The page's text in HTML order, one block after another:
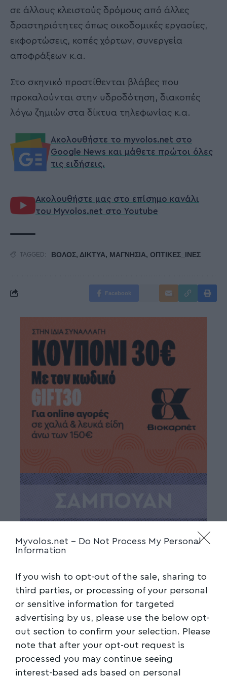
Myvolos.net - Do Not Process My Personal
Information
If you wish to opt-out of the sale, sharing to
third parties, or processing of your personal
or sensitive information for targeted
advertising by us, please use the below opt-
out section to confirm your selection. Please
note that after your opt-out request is
processed you may continue seeing
interest-based ads based on personal
σε άλλους κλειστούς δρόμους από άλλες
δραστηριότητες όπως οικοδομικές εργασίες,
εκφορτώσεις, κοπές χόρτων, συνεργεία
αποφράξεων κ.α.
Στο σκηνικό προστίθενται βλάβες που
προκαλούνται στην υδροδότηση, διακοπές
λόγω ζημιών στα δίκτυα τηλεφωνίας κ.α.
Ακολουθήστε το myvolos.net στο
Google News και μάθετε πρώτοι όλες
τις ειδήσεις.
Ακολουθήστε μας στο επίσημο κανάλι
του Myvolos.net στο Youtube
TAGGED: ΒΟΛΟΣ, ΔΙΚΤΥΑ, ΜΑΓΝΗΣΙΑ, ΟΠΤΙΚΕΣ_ΙΝΕΣ
Facebook